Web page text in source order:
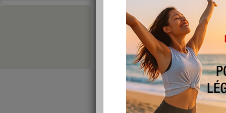
21 - 30 31 - 40 41 - 50 51 -
‹ Préc. 1 2 3 4 5
passage du
publié le 06/09/2015 à 07:40
coucou les filles ! je ne vous
gestion de l'accident puis
peu surbookée ! mais je reviens